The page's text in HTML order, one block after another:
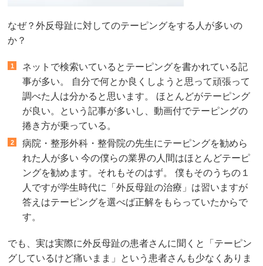
なぜ？外反母趾に対してのテーピングをする人が多いの
か？
ネットで検索いているとテーピングを書かれている記
事が多い。 自分で何とか良くしようと思って頑張って
調べた人は分かると思います。 ほとんどがテーピング
が良い。という記事が多いし、動画付でテーピングの
捲き方が乗っている。
病院・整形外科・整骨院の先生にテーピングを勧めら
れた人が多い 今の僕らの業界の人間はほとんどテーピ
ングを勧めます。それもそのはず。 僕もそのうちの１
人ですが学生時代に「外反母趾の治療」は習いますが
答えはテーピングを選べば正解をもらっていたからで
す。
でも、実は実際に外反母趾の患者さんに聞くと「テーピン
グしているけど痛いまま」という患者さんも少なくありま